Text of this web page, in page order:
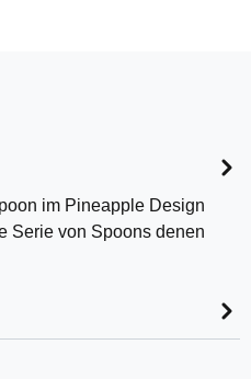
im Pineapple Design
Serie von Spoons denen